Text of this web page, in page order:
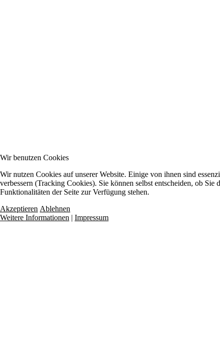
Wir benutzen Cookies
Wir nutzen Cookies auf unserer Website. Einige von ihnen sind
verbessern (Tracking Cookies). Sie können selbst entscheiden, ob
Funktionalitäten der Seite zur Verfügung stehen.
Akzeptieren Ablehnen
Weitere Informationen | Impressum